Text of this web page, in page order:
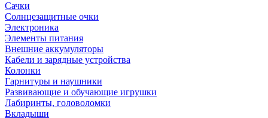
Сачки
Солнцезащитные очки
Электроника
Элементы питания
Внешние аккумуляторы
Кабели и зарядные устройства
Колонки
Гарнитуры и наушники
Развивающие и обучающие игрушки
Лабиринты, головоломки
Вкладыши